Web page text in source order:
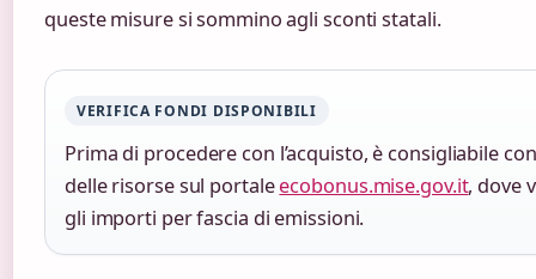
queste misure si sommino agli sconti statali.
VERIFICA FONDI DISPONIBILI
Prima di procedere con l’acquisto, è consigliabile
delle risorse sul portaleecobonus.mise.gov.it, dove
gli importi per fascia di emissioni.